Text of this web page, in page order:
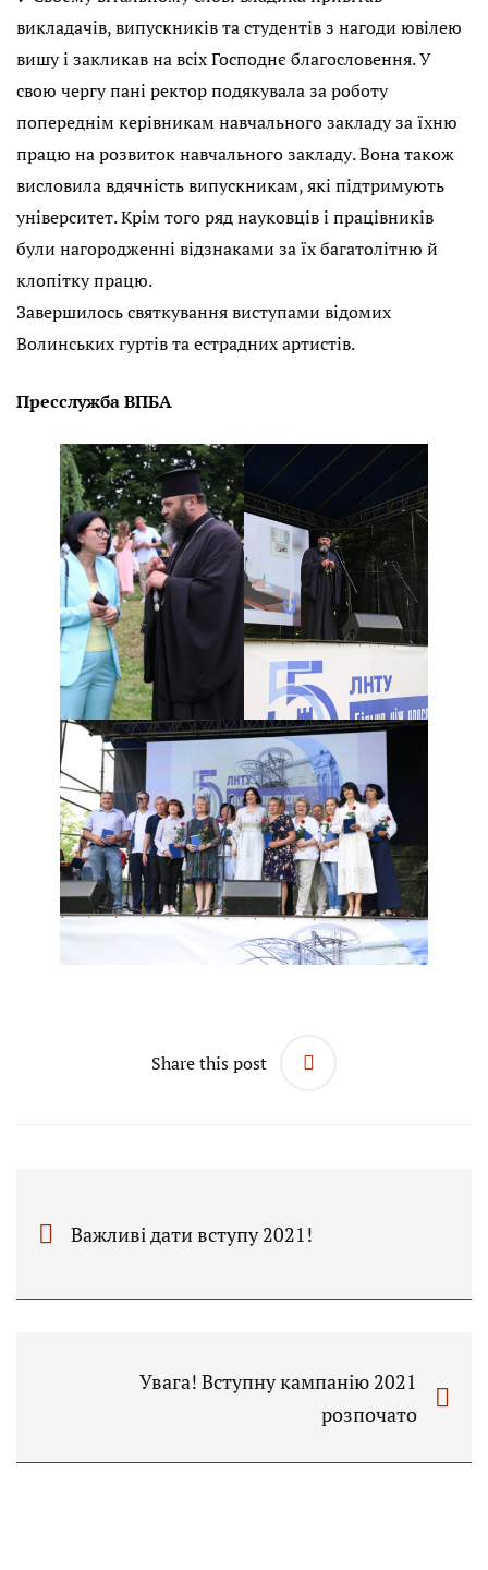
викладачів, випускників та студентів з нагоди ювілею
вишу і закликав на всіх Господнє благословення. У
свою чергу пані ректор подякувала за роботу
попереднім керівникам навчального закладу за їхню
працю на розвиток навчального закладу. Вона також
висловила вдячність випускникам, які підтримують
університет. Крім того ряд науковців і працівників
були нагородженні відзнаками за їх багатолітню й
клопітку працю.
Завершилось святкування виступами відомих
Волинських гуртів та естрадних артистів.
Пресслужба ВПБА
Share this post
Важливі дати вступу 2021!
Увага! Вступну кампанію 2021
розпочато